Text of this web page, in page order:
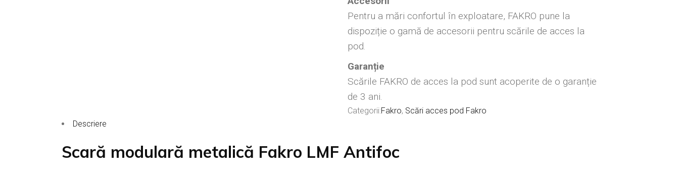
Pentru a mări confortul în exploatare, FAKRO pune la
dispoziție o gamă de accesorii pentru scările de acces la
pod.
Garanție
Scările FAKRO de acces la pod sunt acoperite de o garanție
de 3 ani.
Categorii:Fakro, Scări acces pod Fakro
Descriere
Scară modulară metalică Fakro LMF Antifoc